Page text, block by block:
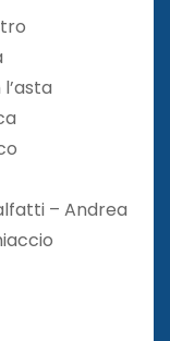
– Andrea